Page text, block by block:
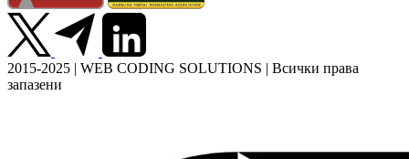
2015-2025 | WEB CODING SOLUTIONS | Всички права
запазени